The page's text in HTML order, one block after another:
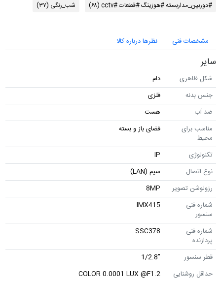
#دوربین_مداربسته #هوزینگ #قطعات #cctv
(۶۸) شب_رنگی (۳۷)
مشخصات فنی نظرها درباره کالا
سایر
شکل ظاهری
دام
جنس بدنه
فلزی
ضد آب
هست
مناسب برای
محیط
فضای باز و بسته
تکنولوژی
IP
نوع اتصال
سیم (LAN)
رزولوشن تصویر
8MP
شماره فنی
سنسور
IMX415
شماره فنی
پردازنده
SSC378
قطر سنسور
"1/2.8
حداقل روشنایی
COLOR 0.0001 LUX @F1.2